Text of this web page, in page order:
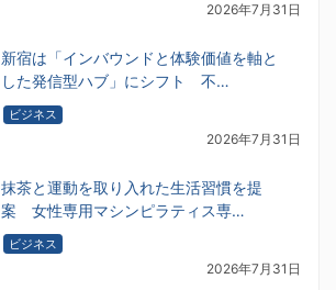
2026年7月31日
新宿は「インバウンドと体験価値を軸と
した発信型ハブ」にシフト 不…
ビジネス
2026年7月31日
抹茶と運動を取り入れた生活習慣を提
案 女性専用マシンピラティス専…
ビジネス
2026年7月31日